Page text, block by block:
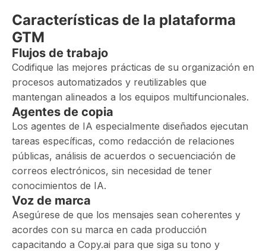
Características de la plataforma
GTM
Flujos de trabajo
Codifique las mejores prácticas de su organización en
procesos automatizados y reutilizables que
mantengan alineados a los equipos multifuncionales.
Agentes de copia
Los agentes de IA especialmente diseñados ejecutan
tareas específicas, como redacción de relaciones
públicas, análisis de acuerdos o secuenciación de
correos electrónicos, sin necesidad de tener
conocimientos de IA.
Voz de marca
Asegúrese de que los mensajes sean coherentes y
acordes con su marca en cada producción
capacitando a Copy.ai para que siga su tono y